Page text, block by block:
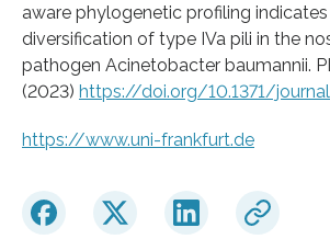
aware phylogenetic profiling
diversification of type IVa pili in the
pathogen Acinetobacter baumannii.
(2023) https://doi.org/10.1371/
https://www.uni-frankfurt.de